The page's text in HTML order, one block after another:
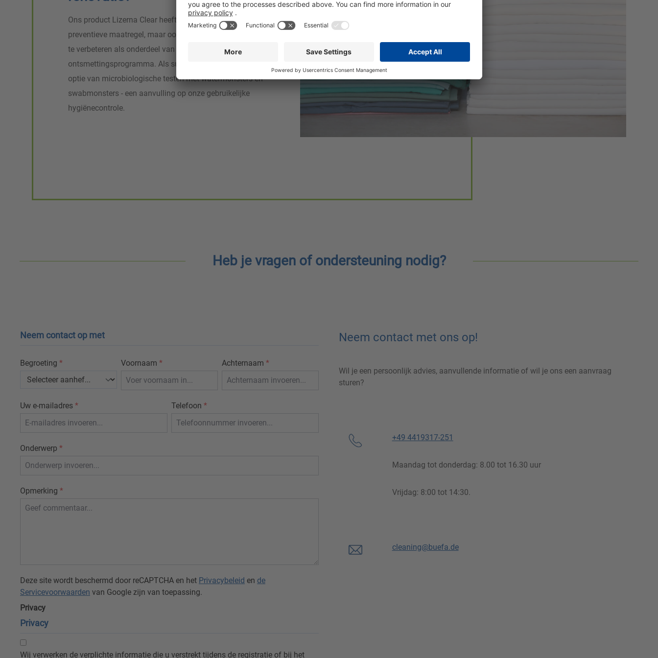
Ons product Lizerna Clear heeft zich bewezen als
preventieve maatregel, maar ook om de machinehygiëne
te verbeteren als onderdeel van een
ontsmettingsprogramma. Als succescontrole is er de
optie van microbiologische testen met watermonsters en
swabmonsters - een aanvulling op onze gebruikelijke
hygiënecontrole.
Heb je vragen of ondersteuning nodig?
Neem contact op met
Begroeting * Voornaam * Achternaam *
Uw e-mailadres * Telefoon *
Onderwerp *
Opmerking *
Deze site wordt beschermd door reCAPTCHA en het Privacybeleid en de
Servicevoorwaarden van Google zijn van toepassing.
Privacy
Privacy
Wij verwerken de verplichte informatie die u verstrekt tijdens de registratie of bij het
Neem contact met ons op!
Wil je een persoonlijk advies, aanvullende informatie of wil je ons een aanvraag
sturen?
+49 4419317-251
Maandag tot donderdag: 8.00 tot 16.30 uur
Vrijdag: 8:00 tot 14:30.
cleaning@buefa.de